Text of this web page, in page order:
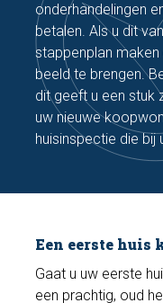
Bel nu
onderhandelingen
betalen. Als u dit
stappenplan
beeld te brengen.
dit geeft u een stuk
uw nieuwe
huisinspectie die bij
Een eerste huis
Gaat u uw eerste
een prachtig, oud